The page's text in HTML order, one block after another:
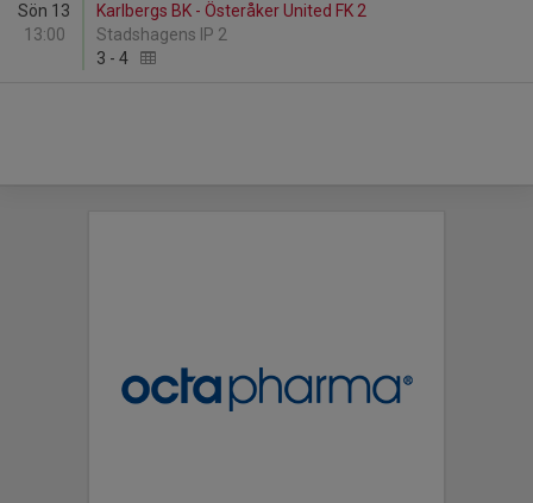
Sön 13
13:00
Karlbergs BK - Österåker United FK 2
Stadshagens IP 2
3 - 4